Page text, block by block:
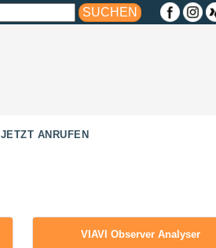
JETZT ANRUFEN
VIAVI Observer Analyser